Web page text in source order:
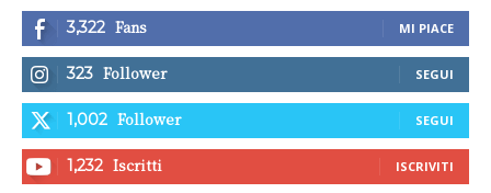
3,322 Fans MI PIACE
323 Follower SEGUI
1,002 Follower SEGUI
1,232 Iscritti ISCRIVITI